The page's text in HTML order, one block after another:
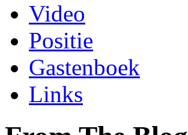
Video
Positie
Gastenboek
Links